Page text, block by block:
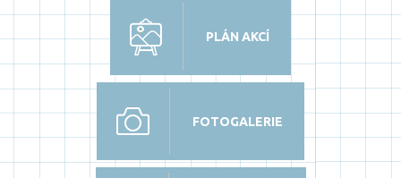
PLÁN AKCÍ
FOTOGALERIE